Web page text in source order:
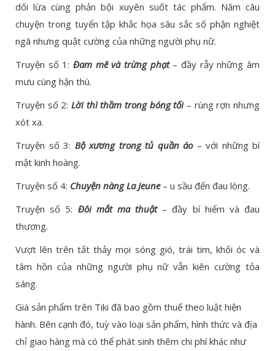
dối lừa cùng phản bội xuyên suốt tác phẩm. Năm câu
chuyện trong tuyển tập khắc họa sâu sắc số phận nghiệt
ngã nhưng quật cường của những người phụ nữ.
Truyện số 1: Đam mê và trừng phạt– đầy rẫy những âm
mưu cùng hận thù.
Truyện số 2: Lời thì thầm trong bóng tối– rùng rợn nhưng
xót xa.
Truyện số 3: Bộ xương trong tủ quần áo– với những bí
mật kinh hoàng.
Truyện số 4: Chuyện nàng La Jeune– u sầu đến đau lòng.
Truyện số 5: Đôi mắt ma thuật– đầy bí hiểm và đau
thương.
Vượt lên trên tất thảy mọi sóng gió, trái tim, khối óc và
tâm hồn của những người phụ nữ vẫn kiên cường tỏa
sáng.
Giá sản phẩm trên Tiki đã bao gồm thuế theo luật hiện
hành. Bên cạnh đó, tuỳ vào loại sản phẩm, hình thức và địa
chỉ giao hàng mà có thể phát sinh thêm chi phí khác như